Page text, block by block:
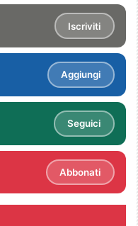
Iscriviti
Aggiungi
Seguici
Abbonati